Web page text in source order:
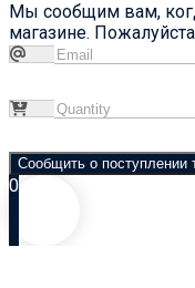
Мы сообщим вам,
магазине.
Сообщить о поступлении
0